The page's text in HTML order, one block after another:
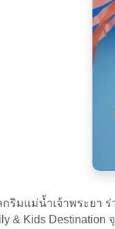
ริมแม่น้ำเจ้าพระยา
& Kids